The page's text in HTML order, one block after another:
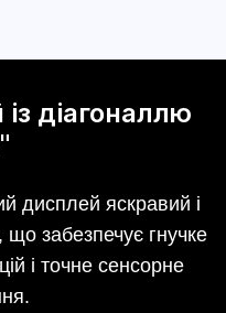
діагоналлю
дисплей яскравий і
що забезпечує гнучке
і точне сенсорне